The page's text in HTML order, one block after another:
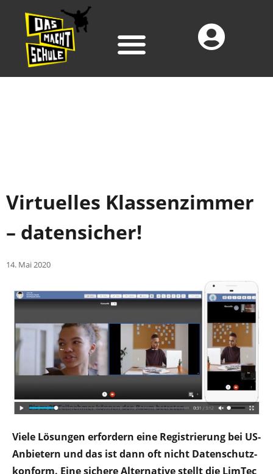
Virtuelles Klassenzimmer
– datensicher!
14. Mai 2020
Viele Lösungen erfordern eine Registrierung bei US-
Anbietern und das ist dann oft nicht Datenschutz-
konform. Eine sichere Alternative stellt die LimTec